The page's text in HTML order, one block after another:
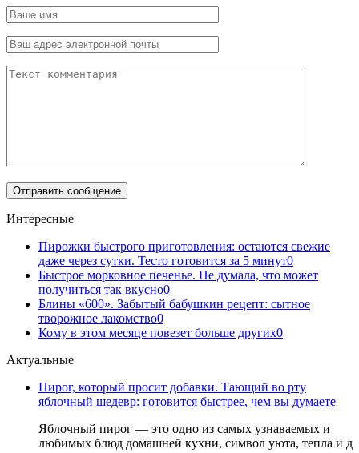
Интересные
Пирожки быстрого приготовления: остаются свежие
даже через сутки. Тесто готовится за 5 минут0
Быстрое морковное печенье. Не думала, что может
получиться так вкусно0
Блины «600». Забытый бабушкин рецепт: сытное
творожное лакомство0
Кому в этом месяце повезет больше других0
Актуальные
Пирог, который просит добавки. Тающий во рту
яблочный шедевр: готовится быстрее, чем вы думаете
Яблочный пирог — это одно из самых узнаваемых и
любимых блюд домашней кухни, символ уюта, тепла и д